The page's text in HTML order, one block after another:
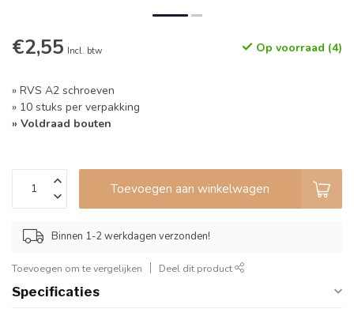
€2,55 Incl. btw Op voorraad (4)
» RVS A2 schroeven
» 10 stuks per verpakking
» Voldraad bouten
Toevoegen aan winkelwagen
Binnen 1-2 werkdagen verzonden!
Toevoegen om te vergelijken Deel dit product
Specificaties